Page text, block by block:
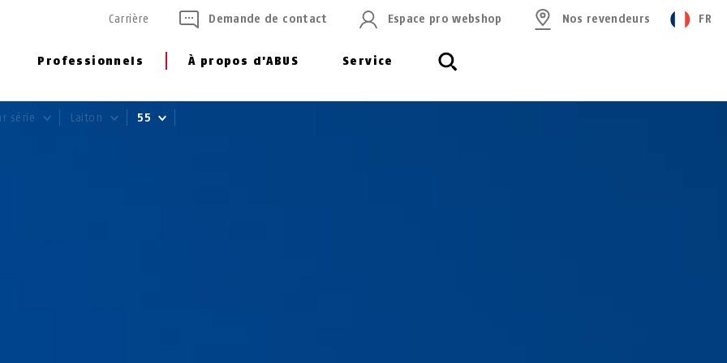
Professionnels À propos d'ABUS Service
Carrière Demande de contact Espace pro webshop Nos revendeurs FR
série Laiton 55